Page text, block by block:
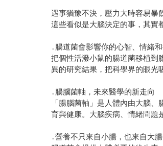
遇事猶豫不決，壓力大時容易
這些看似是大腦決定的事，其實
․腸道菌會影響你的心智、情緒
把個性活潑小鼠的腸道菌移植到
異的研究結果，把科學界的眼光
․腸腦菌軸，未來醫學的新走向
「腸腦菌軸」是人體內由大腦
育與健康。大腦疾病、情緒問題
․營養不只來自小腸，也來自大